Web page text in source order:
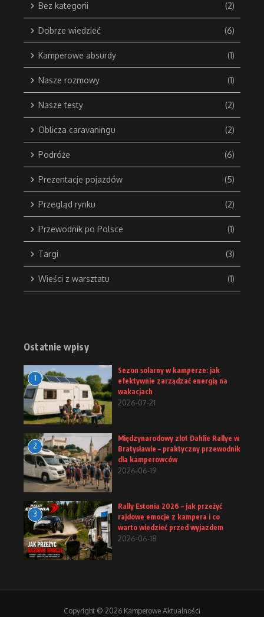
Bez kategorii (2)
Dobrze wiedzieć (6)
Kamperowe absurdy (1)
Nasze rozmowy (1)
Nasze testy (2)
Oblicza caravaningu (2)
Podróże (6)
Prezentacje pojazdów (5)
Przegląd rynku (2)
Przewodnik po Polsce (1)
Targi (3)
Wieści z warsztatu (1)
Ostatnie wpisy
1
Sezon solarny w kamperze: jak
efektywnie zarządzać energią na
wakacjach
2026-07-21
2
Międzynarodowy zlot Dahlie Rallye w
Bratysławie – praktyczny przewodnik
dla kamperowców
2026-06-19
3
Rally Estonia 2026 – jak przeżyć
rajdowe emocje z kampera i co
warto wiedzieć przed wyjazdem
2026-06-18
Copyright © 2026 Kamperowe Aktualności